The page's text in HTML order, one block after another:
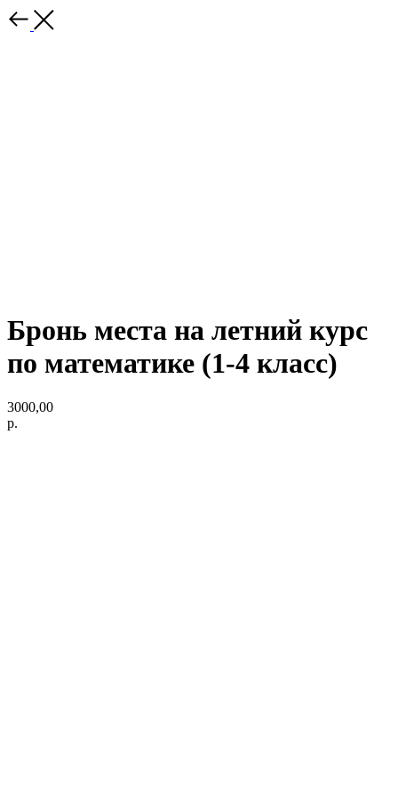
Бронь места на летний курс
по математике (1-4 класс)
3000,00
р.